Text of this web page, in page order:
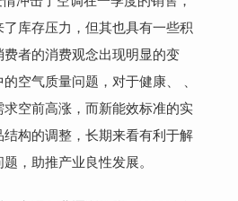
库存压力，但其也具有一些积
者的消费观念出现明显的变
空气质量问题，对于健康、 、
求空前高涨，而新能效标准的实
构的调整，长期来看有利于解
，助推产业良性发展。